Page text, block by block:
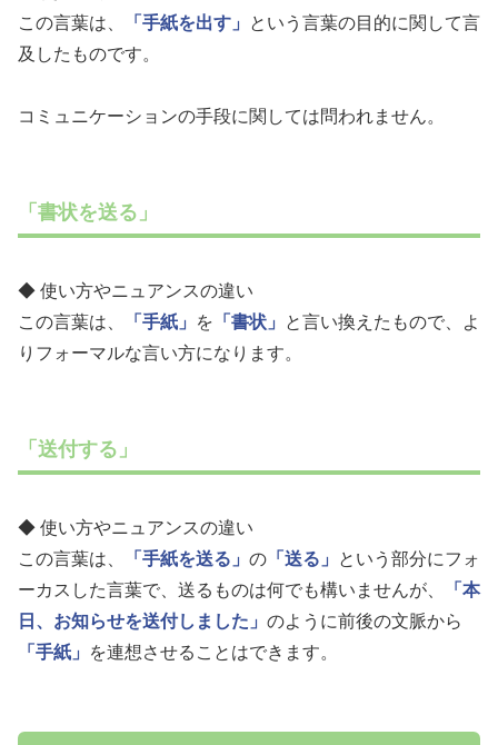
この言葉は、
「手紙を出す」
という言葉の目的に関して言
及したものです。
コミュニケーションの手段に関しては問われません。
「書状を送る」
◆ 使い方やニュアンスの違い
この言葉は、
「手紙」 を 「書状」
と言い換えたもので、よ
りフォーマルな言い方になります。
「送付する」
◆ 使い方やニュアンスの違い
この言葉は、
「手紙を送る」 の 「送る」
という部分にフォ
ーカスした言葉で、送るものは何でも構いませんが、
「本
日、お知らせを送付しました」 のように前後の文脈から
「手紙」
を連想させることはできます。